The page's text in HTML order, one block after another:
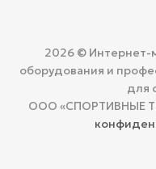
2026 © Интернет-
оборудования и
для
ООО «СПОРТИВНЫЕ